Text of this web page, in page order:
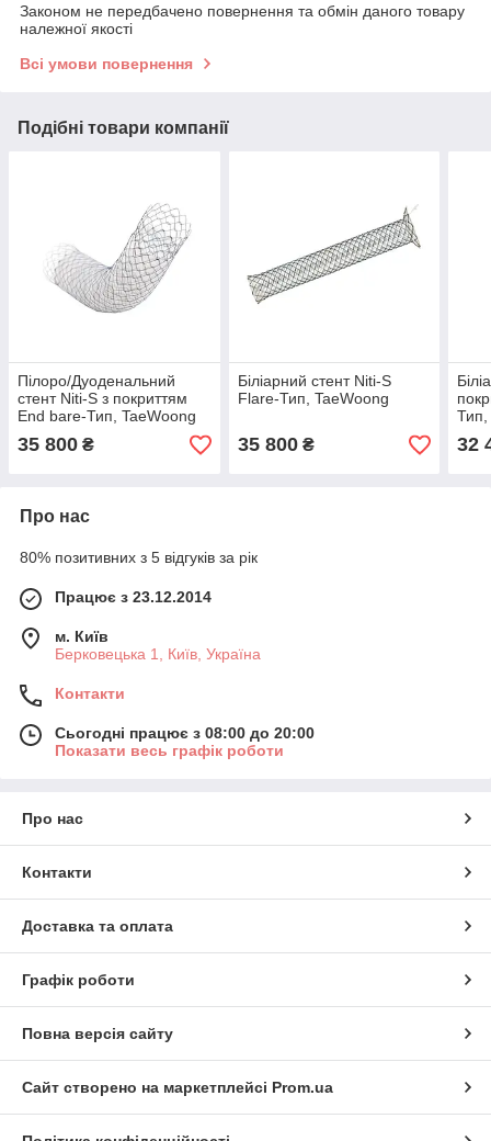
Законом не передбачено повернення та обмін даного товару
належної якості
Всі умови повернення
Подібні товари компанії
Пілоро/Дуоденальний
стент Niti-S з покриттям
End bare-Тип, TaeWoong
35 800 ₴
Біліарний стент Niti-S
Flare-Тип, TaeWoong
35 800₴
Тип,
32
Про нас
80% позитивних з 5 відгуків за рік
Працює з 23.12.2014
м. Київ
Берковецька 1, Київ, Україна
Контакти
Сьогодні працює з 08:00 до 20:00
Показати весь графік роботи
Про нас
Контакти
Доставка та оплата
Графік роботи
Повна версія сайту
Сайт створено на маркетплейсі Prom.ua